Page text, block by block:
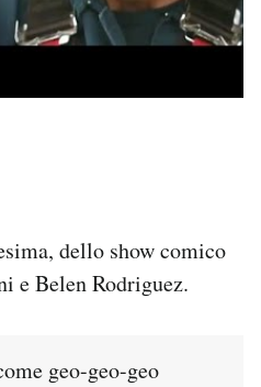
dello show comico
e Belen Rodriguez.
geo-geo-geo